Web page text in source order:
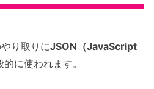
り取りにJSON（JavaScript
的に使われます。